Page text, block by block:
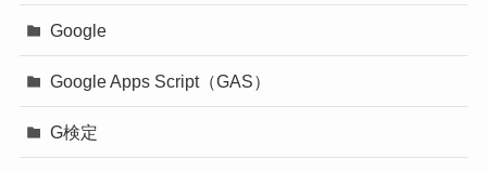
Google
Google Apps Script（GAS）
G検定